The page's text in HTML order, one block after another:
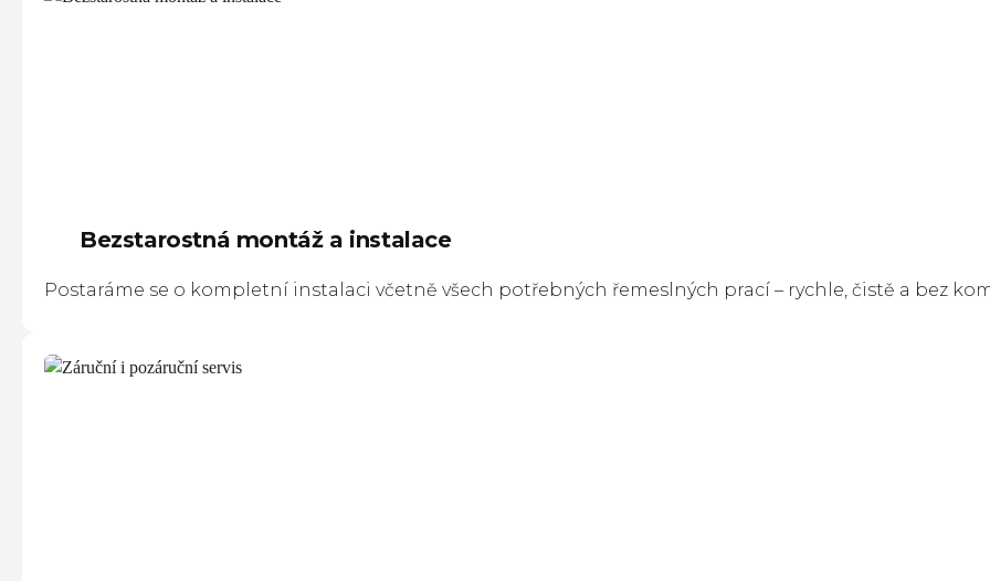
Bezstarostná montáž a instalace
Postaráme se o kompletní instalaci včetně všech potřebných řemeslných prací – rychle, čistě a bez